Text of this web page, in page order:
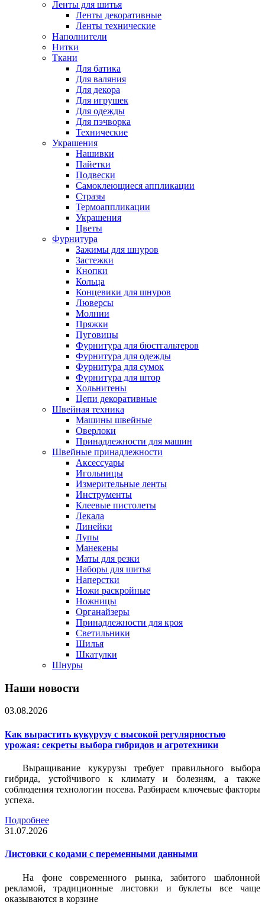
Ленты для шитья
Ленты декоративные
Ленты технические
Наполнители
Нитки
Ткани
Для батика
Для валяния
Для декора
Для игрушек
Для одежды
Для пэчворка
Технические
Украшения
Нашивки
Пайетки
Подвески
Самоклеющиеся аппликации
Стразы
Термоаппликации
Украшения
Цветы
Фурнитура
Зажимы для шнуров
Застежки
Кнопки
Кольца
Концевики для шнуров
Люверсы
Молнии
Пряжки
Пуговицы
Фурнитура для бюстгальтеров
Фурнитура для одежды
Фурнитура для сумок
Фурнитура для штор
Хольнитены
Цепи декоративные
Швейная техника
Машины швейные
Оверлоки
Принадлежности для машин
Швейные принадлежности
Аксессуары
Игольницы
Измерительные ленты
Инструменты
Клеевые пистолеты
Лекала
Линейки
Лупы
Манекены
Маты для резки
Наборы для шитья
Наперстки
Ножи раскройные
Ножницы
Органайзеры
Принадлежности для кроя
Светильники
Шилья
Шкатулки
Шнуры
Наши новости
03.08.2026
Как вырастить кукурузу с высокой регулярностью
урожая: секреты выбора гибридов и агротехники
Выращивание кукурузы требует правильного выбора
гибрида, устойчивого к климату и болезням, а также
соблюдения технологии посева. Разбираем ключевые факторы
успеха.
Подробнее
31.07.2026
Листовки c кодами с переменными данными
На фоне современного рынка, забитого шаблонной
рекламой, традиционные листовки и буклеты все чаще
оказываются в корзине